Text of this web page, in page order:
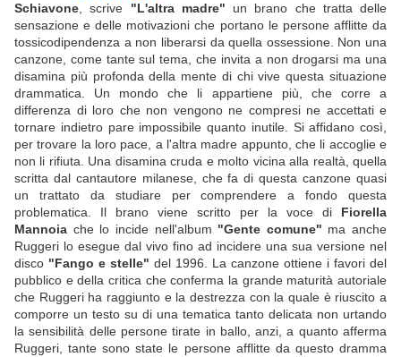
Schiavone , scrive "L'altra madre" un brano che tratta delle
sensazione e delle motivazioni che portano le persone afflitte da
tossicodipendenza a non liberarsi da quella ossessione. Non una
canzone, come tante sul tema, che invita a non drogarsi ma una
disamina più profonda della mente di chi vive questa situazione
drammatica. Un mondo che li appartiene più, che corre a
differenza di loro che non vengono ne compresi ne accettati e
tornare indietro pare impossibile quanto inutile. Si affidano così,
per trovare la loro pace, a l'altra madre appunto, che li accoglie e
non li rifiuta. Una disamina cruda e molto vicina alla realtà, quella
scritta dal cantautore milanese, che fa di questa canzone quasi
un trattato da studiare per comprendere a fondo questa
problematica. Il brano viene scritto per la voce di Fiorella
Mannoia che lo incide nell'album "Gente comune" ma anche
Ruggeri lo esegue dal vivo fino ad incidere una sua versione nel
disco "Fango e stelle" del 1996. La canzone ottiene i favori del
pubblico e della critica che conferma la grande maturità autoriale
che Ruggeri ha raggiunto e la destrezza con la quale è riuscito a
comporre un testo su di una tematica tanto delicata non urtando
la sensibilità delle persone tirate in ballo, anzi, a quanto afferma
Ruggeri, tante sono state le persone afflitte da questo dramma